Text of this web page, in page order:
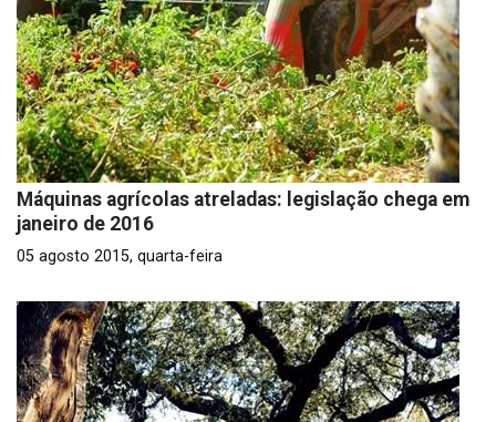
Máquinas agrícolas atreladas: legislação chega em
janeiro de 2016
05 agosto 2015, quarta-feira